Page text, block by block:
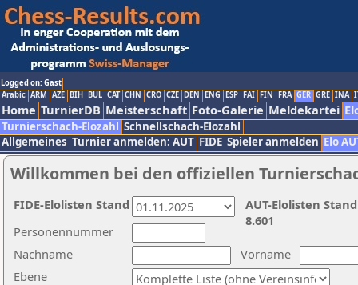
Logged on: Gast
Arabic ARM AZE BIH BUL CAT CHN CRO CZE DEN ENG ESP FAI FIN FRA GER GRE INA
Home TurnierDB Meisterschaft Foto-Galerie Meldekartei
Turnierschach-Elozahl Schnellschach-Elozahl
Allgemeines Turnier anmelden: AUT FIDE Spieler anmelden Elo
Willkommen bei den offiziellen
Nachname
Vorname
Ebene
Personennummer
AUT-Elolisten
8.601
FIDE-Elolisten Stand